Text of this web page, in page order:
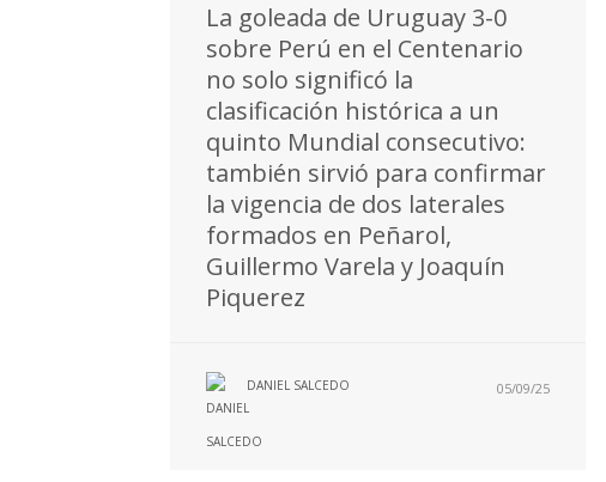
La goleada de Uruguay 3-0
sobre Perú en el Centenario
no solo significó la
clasificación histórica a un
quinto Mundial consecutivo:
también sirvió para confirmar
la vigencia de dos laterales
formados en Peñarol,
Guillermo Varela y Joaquín
Piquerez
DANIEL SALCEDO 05/09/25